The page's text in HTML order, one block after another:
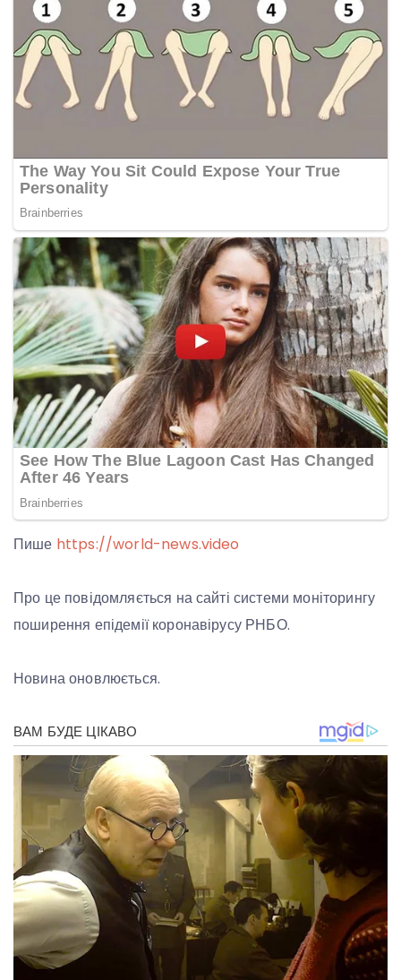
Пише https://world-news.video
Про це повідомляється на сайті системи моніторингу
поширення епідемії коронавірусу РНБО.
Новина оновлюється.